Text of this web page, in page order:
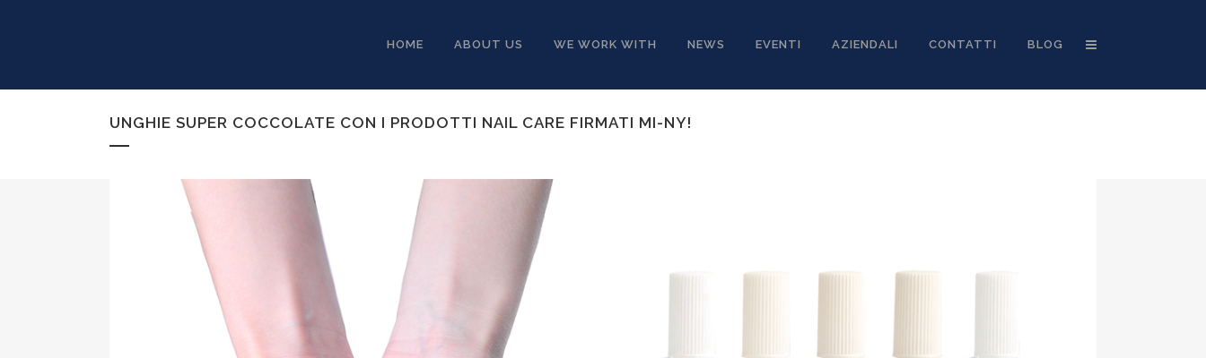
HOME ABOUT US WE WORK WITH NEWS EVENTI AZIENDALI CONTATTI BLOG
UNGHIE SUPER COCCOLATE CON I PRODOTTI NAIL CARE FIRMATI MI-NY!